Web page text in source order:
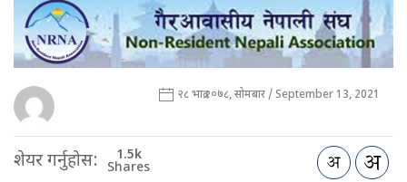
२८ भाद्र २०७८, सोमबार / September 13, 2021
शेयर गर्नुहोस: 1.5k
Shares